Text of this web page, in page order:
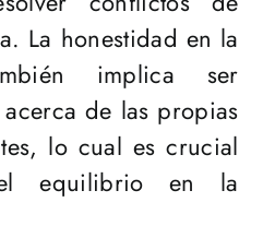
La honestidad en la
implica ser
de las propias
lo cual es crucial
equilibrio en la